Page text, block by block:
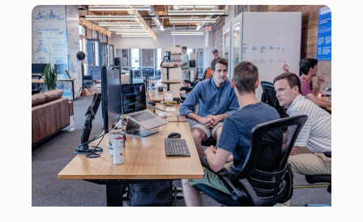
Cycle
de
Vie
du
Développement
Logiciel
:
Un
Guide